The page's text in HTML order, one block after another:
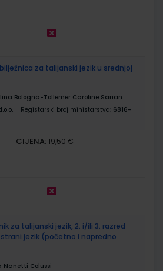
bilježnica za talijanski jezik u srednjoj
Bologna-Tollemer Caroline Sarian
Registarski broj ministarstva: 6816-
CIJENA: 19,50 €
za talijanski jezik, 2. i/ili 3. razred
jezik (početno i napredno
Nanetti Colussi